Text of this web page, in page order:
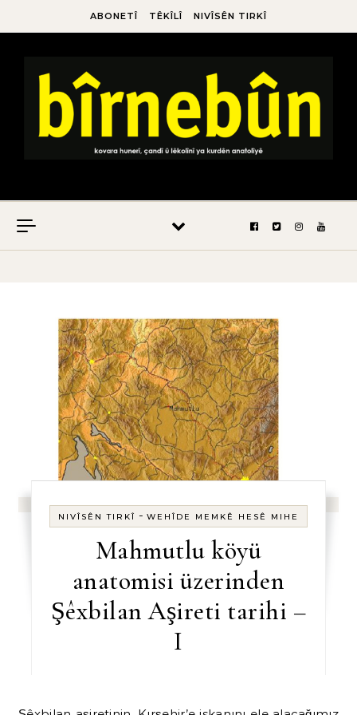
ABONETÎ TÊKÎLÎ NIVÎSÊN TIRKÎ
NIVÎSÊN TIRKÎ - WEHÎDE MEMKÊ HESÊ MIHE
Mahmutlu köyü
anatomisi üzerinden
Şêxbilan Aşireti tarihi –
I